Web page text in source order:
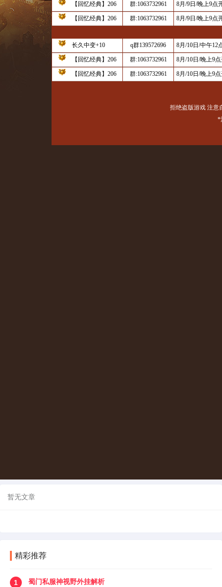
暂无文章
精彩推荐
1
蜀门私服神视野外挂解析